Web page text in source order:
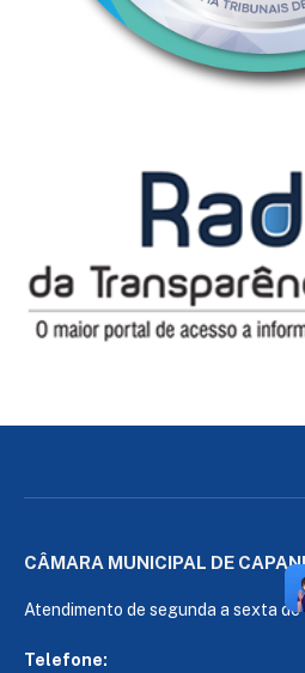
CÂMARA MUNICIPAL DE
Atendimento de segunda a sexta
Telefone: